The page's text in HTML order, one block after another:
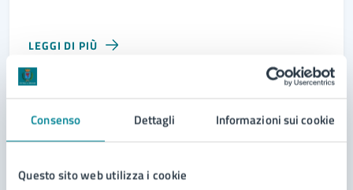
Consenso Dettagli Informazioni sui cookie
Questo sito web utilizza i cookie
LEGGI DI PIÙ
19